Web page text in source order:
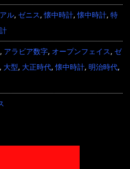
ル, ゼニス,懐中時計,懐中時計, 特
, アラビア数字, オープンフェイス, ゼ
, 大型, 大正時代,懐中時計, 明治時代,